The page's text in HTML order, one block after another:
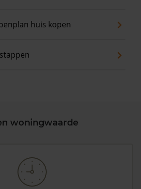
huis kopen
woningwaarde